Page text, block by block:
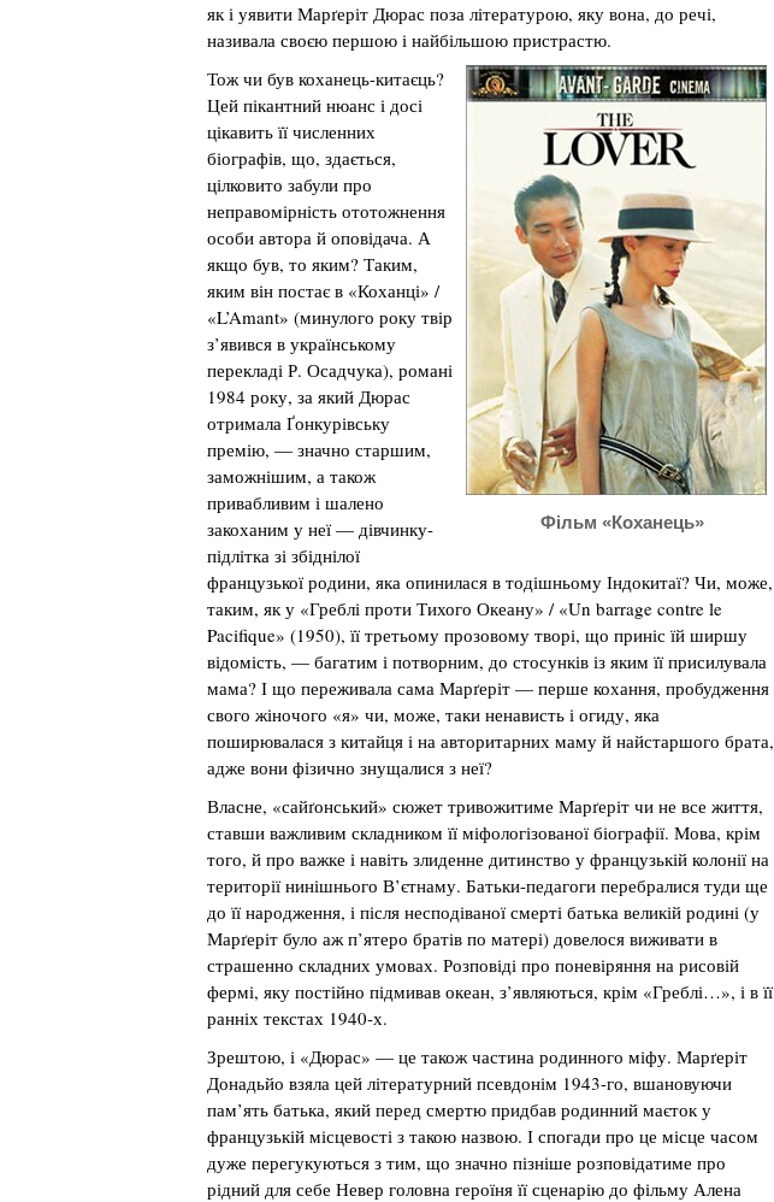
як і уявити Марґеріт Дюрас поза літературою, яку вона, до речі,
називала своєю першою і найбільшою пристрастю.
Фільм «Коханець»
Тож чи був коханець-китаєць?
Цей пікантний нюанс і досі
цікавить її численних
біографів, що, здається,
цілковито забули про
неправомірність ототожнення
особи автора й оповідача. А
якщо був, то яким? Таким,
яким він постає в «Коханці» /
«L’Amant» (минулого року твір
з’явився в українському
перекладі Р. Осадчука), романі
1984 року, за який Дюрас
отримала Ґонкурівську
премію, — значно старшим,
заможнішим, а також
привабливим і шалено
закоханим у неї — дівчинку-
підлітка зі збіднілої
французької родини, яка опинилася в тодішньому Індокитаї? Чи, може,
таким, як у «Греблі проти Тихого Океану» / «Un barrage contre le
Pacifique» (1950), її третьому прозовому творі, що приніс їй ширшу
відомість, — багатим і потворним, до стосунків із яким її присилувала
мама? І що переживала сама Марґеріт — перше кохання, пробудження
свого жіночого «я» чи, може, таки ненависть і огиду, яка
поширювалася з китайця і на авторитарних маму й найстаршого брата,
адже вони фізично знущалися з неї?
Власне, «сайґонський» сюжет тривожитиме Марґеріт чи не все життя,
ставши важливим складником її міфологізованої біографії. Мова, крім
того, й про важке і навіть злиденне дитинство у французькій колонії на
території нинішнього В’єтнаму. Батьки-педагоги перебралися туди ще
до її народження, і після несподіваної смерті батька великій родині (у
Марґеріт було аж п’ятеро братів по матері) довелося виживати в
страшенно складних умовах. Розповіді про поневіряння на рисовій
фермі, яку постійно підмивав океан, з’являються, крім «Греблі…», і в її
ранніх текстах 1940-х.
Зрештою, і «Дюрас» — це також частина родинного міфу. Марґеріт
Донадьйо взяла цей літературний псевдонім 1943-го, вшановуючи
пам’ять батька, який перед смертю придбав родинний маєток у
французькій місцевості з такою назвою. І спогади про це місце часом
дуже перегукуються з тим, що значно пізніше розповідатиме про
рідний для себе Невер головна героїня її сценарію до фільму Алена